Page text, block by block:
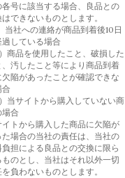
各号に該当する場合、良品との
できないものとします。
）当社への連絡が商品到着後10日
過している場合
）商品を使用したこと、破損した
、汚したこと等により商品到着
欠陥があったことが確認できな
合
）当サイトから購入していない商
合
イトから購入した商品に欠陥が
た場合の当社の責任は、当社の
負担による良品との交換に限ら
ものとし、当社はそれ以外一切
負わないものとします。